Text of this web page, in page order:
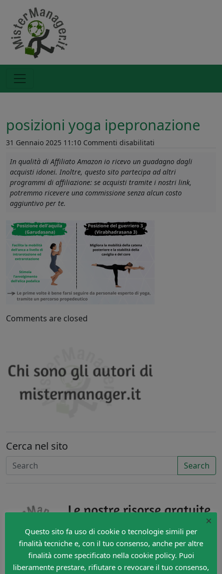
posizioni yoga ipepronazione
31 Gennaio 2025 11:10 Commenti disabilitati
yoga
ipepronazione
In qualità di Affiliato Amazon io ricevo un guadagno dagli
acquisti idonei. Inoltre, questo sito partecipa ad altri
programmi di affiliazione: se acquisti tramite i nostri link,
potremmo ricevere una commissione senza alcun costo
aggiuntivo per te.
Comments are closed
Cerca nel sito
Search
×
Questo sito fa uso di cookie o tecnologie simili per
finalità tecniche e, con il tuo consenso, anche per altre
finalità come specificato nella cookie policy. Puoi
liberamente prestare, rifiutare o revocare il tuo consenso,